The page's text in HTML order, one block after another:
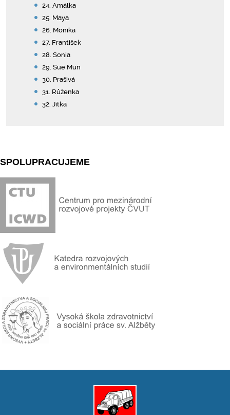
24. Amálka
25. Maya
26. Monika
27. František
28. Sonia
29. Sue Mun
30. Prašivá
31. Růženka
32. Jitka
SPOLUPRACUJEME